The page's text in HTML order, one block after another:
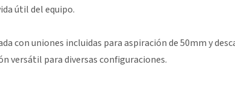
útil del equipo.
con uniones incluidas para aspiración de 50mm y
versátil para diversas configuraciones.